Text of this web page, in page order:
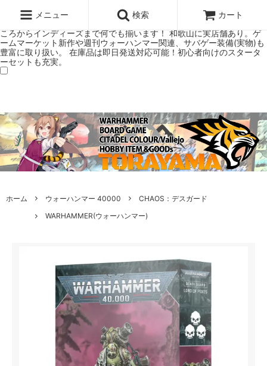
ミアムショップTORAYAMA。通販・オンラインショップです！ ウォー
ハンマーとボードゲームのことなら当店へ！ボードゲームもメジャーど
ころからインディーズまで何でも揃います！ 和歌山に実店舗あり。ゲ
ームマーケット新作や週刊ウォーハンマー関連、サバゲー装備(実物)も
豊富に取り扱い。 在庫品は即日発送対応可能！初心者向けのスタータ
ーセットも充実。
メニュー 検索 カート
ホーム ウォーハンマー 40000
CHAOS：デスガード
WARHAMMER(ウォーハンマー)